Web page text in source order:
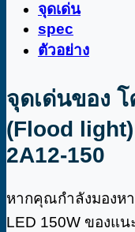
จุดเด่น
spec
ตัวอย่าง
จุดเด่นของ
(Flood
2A12-150
หากคุณกำลังมองห
LED 150W ของแน